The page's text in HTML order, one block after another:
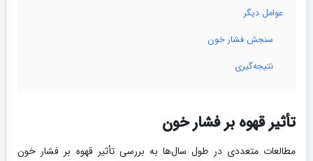
عوامل دیگر
سنجش فشار خون
نتیجه‌گیری
تأثیر قهوه بر فشار خون
مطالعات متعددی در طول سال‌ها به بررسی تأثیر قهوه بر فشار خون